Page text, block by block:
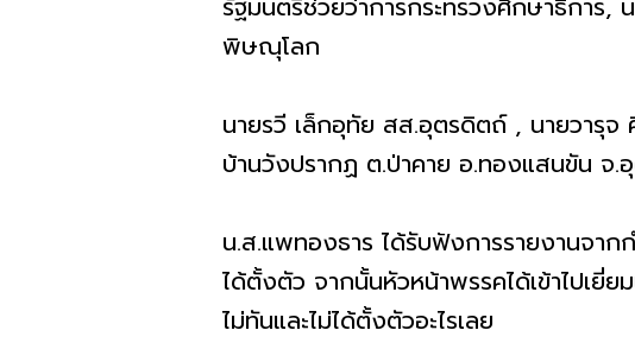
พิษณุโลก
นายรวี เล็กอุทัย สส.อุตรดิตถ์ , นายวา
บ้านวังปรากฏ ต.ป่าคาย อ.ทองแสนขัน จ
น.ส.แพทองธาร ได้รับฟังการรายงานจาก
ได้ตั้งตัว จากนั้นหัวหน้าพรรคได้เข้าไปเยี่
ไม่ทันและไม่ได้ตั้งตัวอะไรเลย